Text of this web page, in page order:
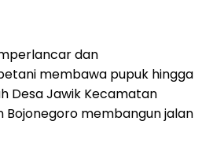
dan
membawa pupuk hingga
Desa Jawik Kecamatan
membangun jalan